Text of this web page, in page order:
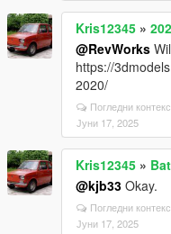
Kris12345 »
@RevWorks
https://
2020/
Погледни
Јуни 17, 2025
Kris12345 »
@kjb33 Okay.
Погледни
Јуни 17, 2025